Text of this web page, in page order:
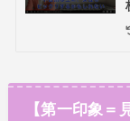
【第一印象＝